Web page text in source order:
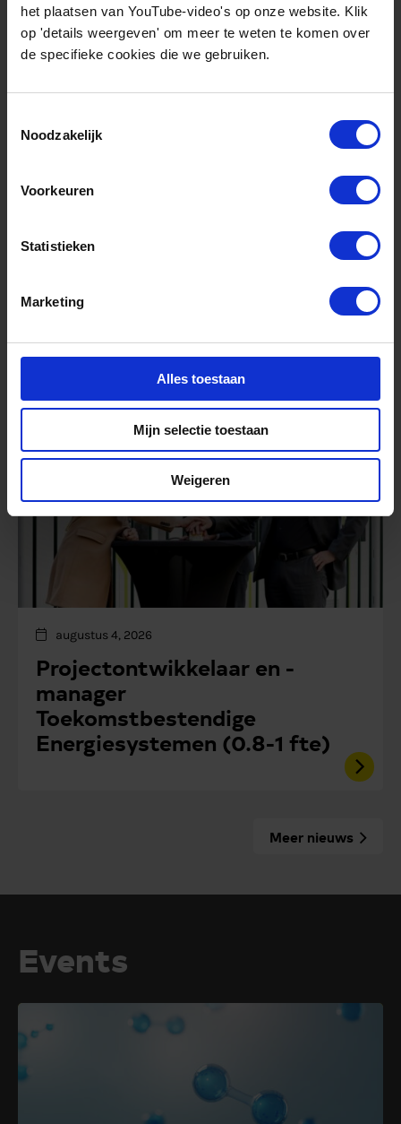
het plaatsen van YouTube-video's op onze website. Klik
op 'details weergeven' om meer te weten te komen over
de specifieke cookies die we gebruiken.
Noodzakelijk
Voorkeuren
Statistieken
Marketing
Alles toestaan
Mijn selectie toestaan
Weigeren
Laatste nieuws
augustus 5, 2026
medewerker (0.6-0.8 fte)
augustus 4, 2026
Projectontwikkelaar en -
manager
Toekomstbestendige
Energiesystemen (0.8-1 fte)
Meer nieuws
Events